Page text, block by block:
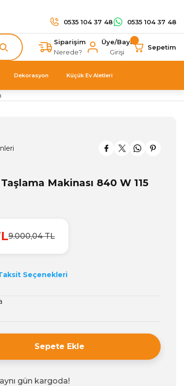
0535 104 37 48 0535 104 37 48
Siparişim
Nerede?
Üye/Bayi
Girişi
Sepetim
Dekorasyon Küçük Ev Aletleri
Makinası 840 W 115
9.000,04 TL
Seçenekleri
Sepete Ekle
gün kargoda!